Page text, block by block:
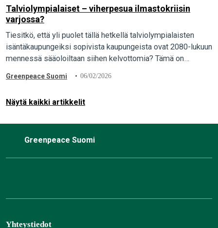
Talviolympialaiset – viherpesua ilmastokriisin
varjossa?
Tiesitkö, että yli puolet tällä hetkellä talviolympialaisten
isäntäkaupungeiksi sopivista kaupungeista ovat 2080-lukuun
mennessä sääoloiltaan siihen kelvottomia? Tämä on
2024 valmistuneen tieteellisen arvion lopputulos. Tulos
Greenpeace Suomi 06/02/2026
Näytä kaikki artikkelit
Greenpeace Suomi
Yhteystiedot